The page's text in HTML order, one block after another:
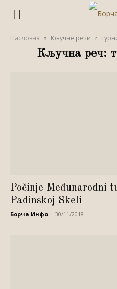
Насловна Кључне речи
Кључна реч:
Počinje Međunarodni
Padinskoj Skeli
Борча Инфо 30/11/2018